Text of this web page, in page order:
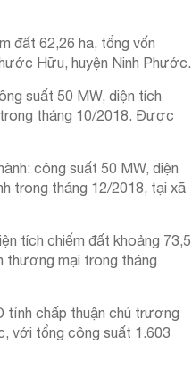
đất 62,26 ha, tổng vốn
Hữu, huyện Ninh Phước.
suất 50 MW, diện tích
tháng 10/2018. Được
công suất 50 MW, diện
trong tháng 12/2018, tại xã
tích chiếm đất khoảng 73,5
thương mại trong tháng
tỉnh chấp thuận chủ trương
với tổng công suất 1.603